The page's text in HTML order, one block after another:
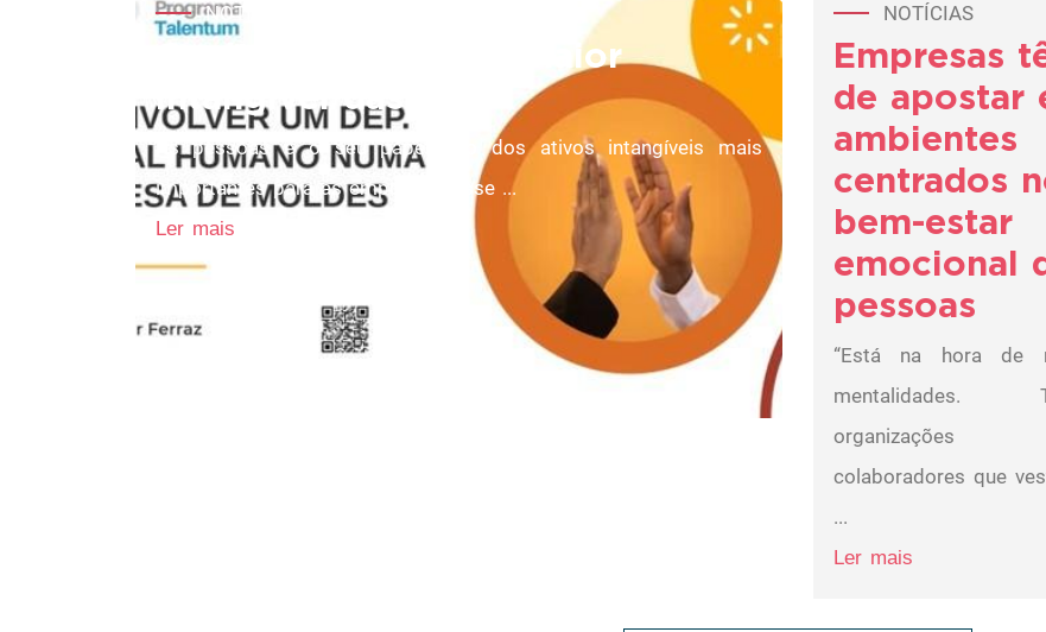
NOTÍCIAS
Capital humano é o maior
intangível das ...
As pessoas e o seu papel são dos ativos intangíveis mais
importantes para as empresas. Esse ...
Ler mais
NOTÍCIAS
Empresas
de apostar
ambientes
centrados
bem-estar
emocional
pessoas
“Está na hora de
mentalidades.
organizações
colaboradores que
...
Ler mais